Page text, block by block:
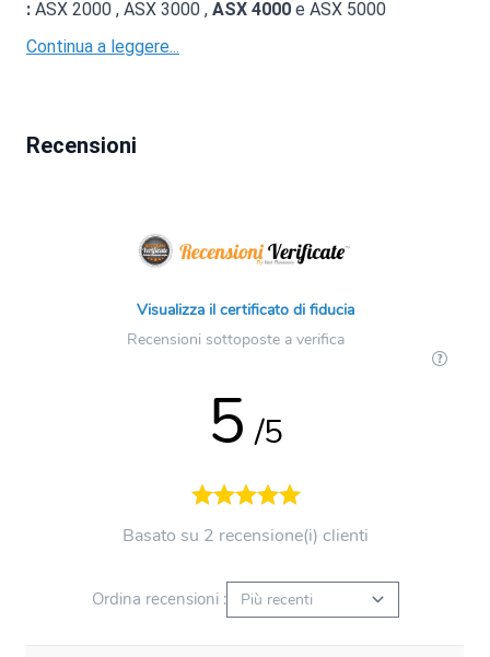
: ASX 2000 , ASX 3000 , ASX 4000 e ASX 5000
Continua a leggere...
Recensioni
Visualizza il certificato di fiducia
Recensioni sottoposte a verifica
5 /5
Basato su 2 recensione(i) clienti
Ordina recensioni :